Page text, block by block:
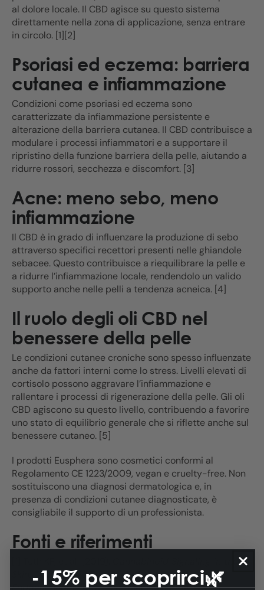
al dolore locale. Il CBD agisce su questo sistema
direttamente nella zona di applicazione, senza entrare
in circolo. [1][2]
Psoriasi ed eczema: barriera
cutanea e infiammazione
Condizioni come psoriasi ed eczema sono
caratterizzate da infiammazione persistente e
alterazione della barriera cutanea. Il CBD contribuisce a
modulare i processi infiammatori e a supportare il
ripristino della funzione barriera della pelle, aiutando a
ridurre rossori, secchezza e discomfort. [3]
Acne: meno sebo, meno
infiammazione
Il CBD è in grado di influenzare la produzione di sebo
attraverso specifici recettori presenti nelle ghiandole
sebacee. Questo contribuisce a riequilibrare la pelle e
a ridurre l’infiammazione locale, rendendolo un valido
supporto anche nelle pelli a tendenza acneica. [4]
Il ruolo degli oli CBD nel
benessere della pelle
Le condizioni cutanee croniche sono spesso influenzate
anche da fattori interni come lo stress. Livelli elevati di
cortisolo possono aggravare l’infiammazione e
rallentare i processi di rigenerazione della pelle. Gli oli
CBD agiscono su questo livello, contribuendo a favorire
uno stato di equilibrio generale che si riflette anche sul
benessere cutaneo. [5]
I prodotti Eusphera sono cosmetici conformi al
Regolamento CE 1223/2009, vegan e cruelty-free. Non
sostituiscono una diagnosi dermatologica e, in
presenza di condizioni cutanee diagnosticate, è
consigliabile il supporto di un professionista.
Fonti e riferimenti
Skin: Therapeutic Potential of the Skin
Endocannabinoid System. Molecules, 24(5), 918.
-15% per scoprirci🌿